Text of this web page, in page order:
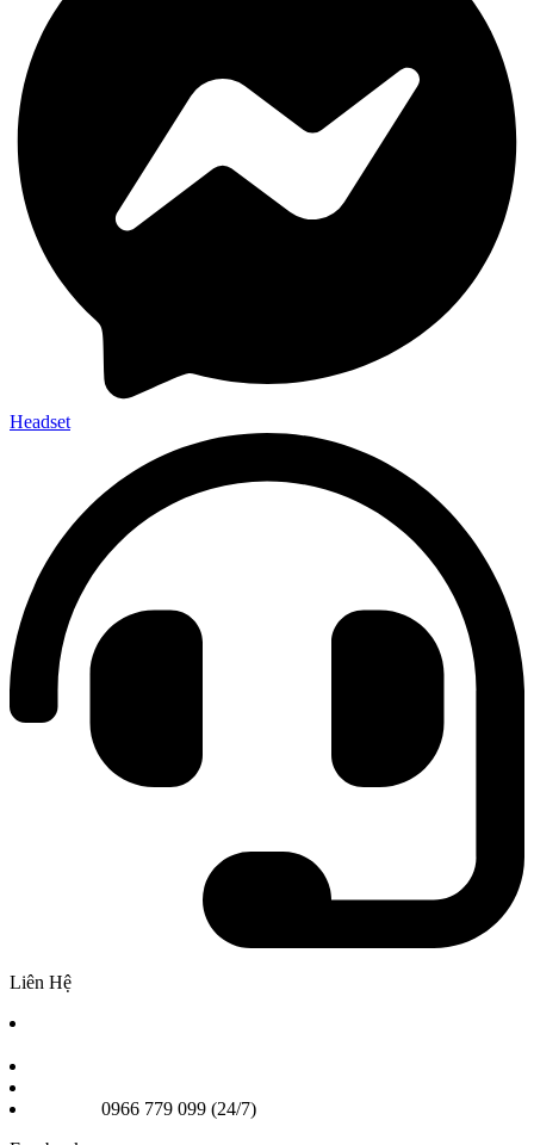
Headset
Liên Hệ
0966 779 099 (24/7)